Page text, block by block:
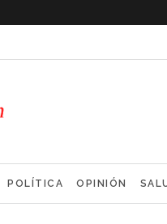
POLÍTICA OPINIÓN